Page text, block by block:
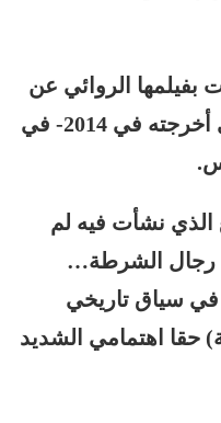
الروائي عن
الحقوق المدنية (سيلما) الذي أخرجته في 2014- في
نشأت فيه لم
رجال الشرطة…
سياق تاريخي
حقا اهتمامي الشديد